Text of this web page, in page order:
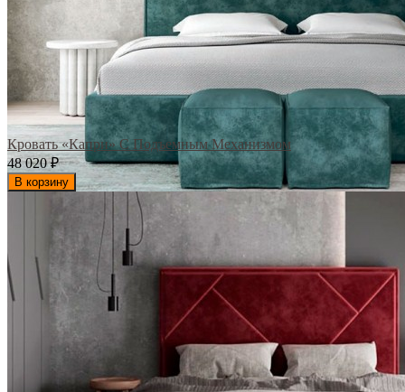
Кровать «Капри» С Подъемным Механизмом
48 020₽
В корзину